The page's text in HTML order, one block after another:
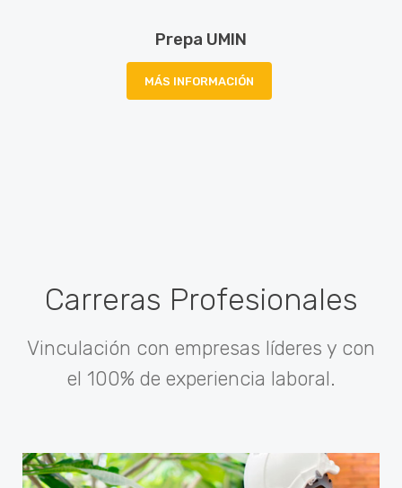
Prepa UMIN
MÁS INFORMACIÓN
Carreras Profesionales
Vinculación con empresas líderes y con
el 100% de experiencia laboral.